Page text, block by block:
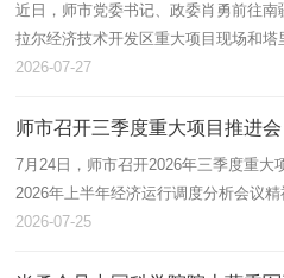
近日，师市党委书记、政委肖勇前往
拉尔经济技术开发区重大项目现场和
目建设推进、防汛抗旱工作，实地督导
2026-07-27
师市召开三季度重大项目推进会
7月24日，师市召开2026年三季度重大
2026年上半年经济运行调度分析会议
求，全面总结上半年投资运行、项目建
2026-07-25